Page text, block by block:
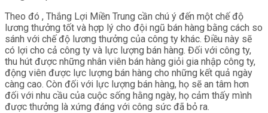
Theo đó , Thắng Lợi Miền Trung cần chú ý đến một chế độ
lương thưởng tốt và hợp lý cho đội ngũ bán hàng bằng cách so
sánh với chế độ lương thưởng của công ty khác. Điều này sẽ
có lợi cho cả công ty và lực lượng bán hàng. Đối với công ty,
thu hút được những nhân viên bán hàng giỏi gia nhập công ty,
động viên được lực lượng bán hàng cho những kết quả ngày
càng cao. Còn đối với lực lượng bán hàng, họ sẽ an tâm hơn
đối với nhu cầu của cuộc sống hằng ngày, họ cảm thấy mình
được thưởng là xứng đáng với công sức đã bỏ ra.